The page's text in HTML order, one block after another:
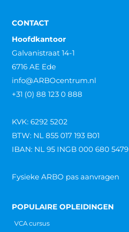
CONTACT
Hoofdkantoor
Galvanistraat 14-1
6716 AE Ede
info@ARBOcentrum.nl
+31 (0) 88 123 0 888
KVK: 6292 5202
BTW: NL 855 017 193 B01
IBAN: NL 95 INGB 000 680 5479
Fysieke ARBO pas aanvragen
POPULAIRE OPLEIDINGEN
VCA cursus